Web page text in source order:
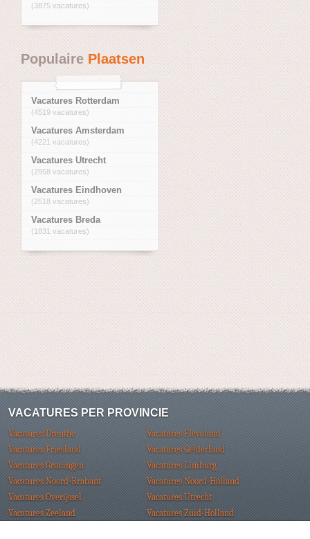
(3875 vacatures)
PopulairePlaatsen
Vacatures Rotterdam
(4519 vacatures)
Vacatures Amsterdam
(4221 vacatures)
Vacatures Utrecht
(2958 vacatures)
Vacatures Eindhoven
(2518 vacatures)
Vacatures Breda
(1831 vacatures)
VACATURES PER PROVINCIE
Vacatures Drenthe
Vacatures Flevoland
Vacatures Friesland
Vacatures Gelderland
Vacatures Groningen
Vacatures Limburg
Vacatures Noord-Brabant
Vacatures Noord-Holland
Vacatures Overijssel
Vacatures Utrecht
Vacatures Zeeland
Vacatures Zuid-Holland